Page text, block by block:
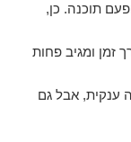
תוכנה. כן,
זמן ומגיב פחות
ענקית, אבל גם